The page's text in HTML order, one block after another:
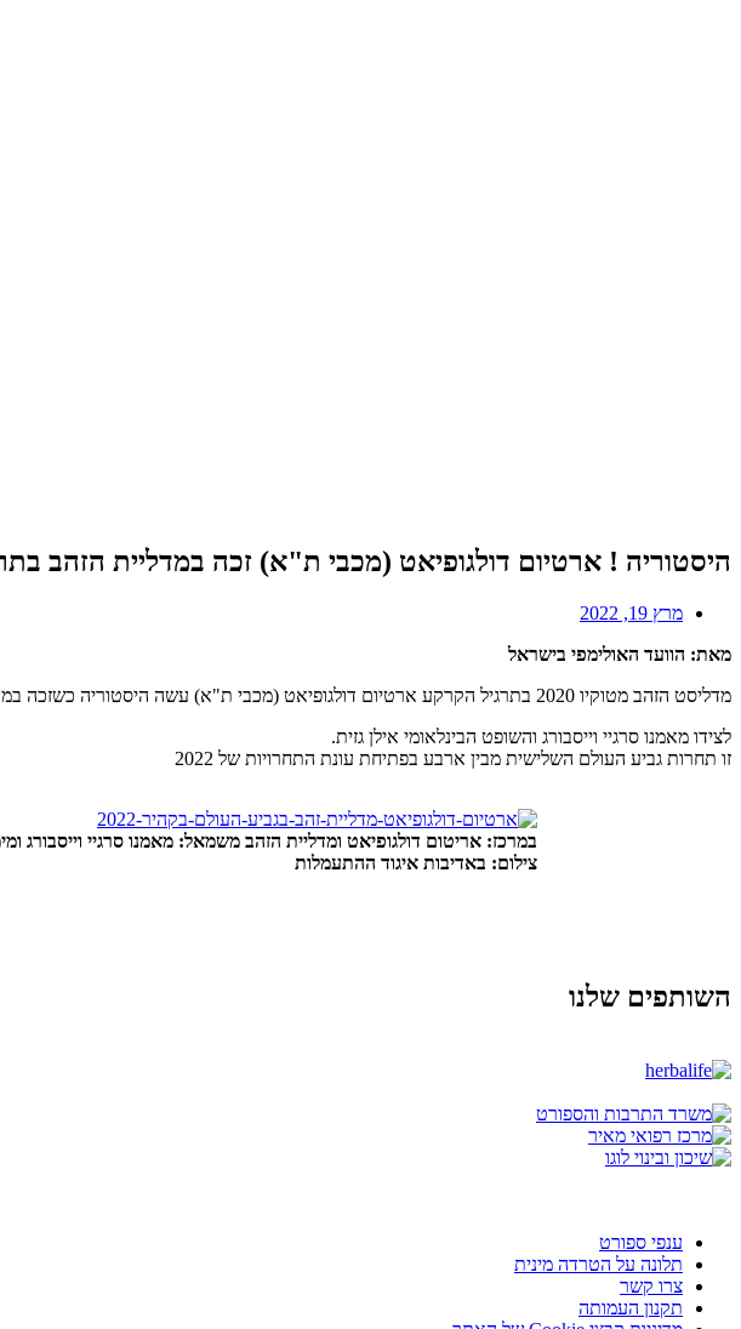
היסטוריה ! ארטיום דולגופיאט (מכבי ת"א) זכה במדליית הזהב
מרץ 19, 2022
מאת: הוועד האולימפי בישראל
מדליסט הזהב מטוקיו 2020 בתרגיל הקרקע ארטיום דולגופיאט (מכבי ת"א) עשה היסטוריה כשזכה במדליית הזהב היום בגביע העולם בקהיר עם 14.500 נקודות.
לצידו מאמנו סרגיי וייסבורג והשופט הבינלאומי אילן גזית.
זו תחרות גביע העולם השלישית מבין ארבע בפתיחת עונת התחרויות של 2022
במרכז: אריטום דולגופיאט ומדליית הזהב משמאל: מאמנו סרגיי וייסבורג
צילום: באדיבות איגוד ההתעמלות
השותפים שלנו
ענפי ספורט
תלונה על הטרדה מינית
צרו קשר
תקנון העמותה